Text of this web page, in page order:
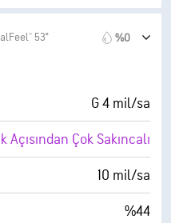
%0
6 mil
30000 fit
53° %0
G 4 mil/sa
Açısından Çok Sakıncalı
10 mil/sa
%44